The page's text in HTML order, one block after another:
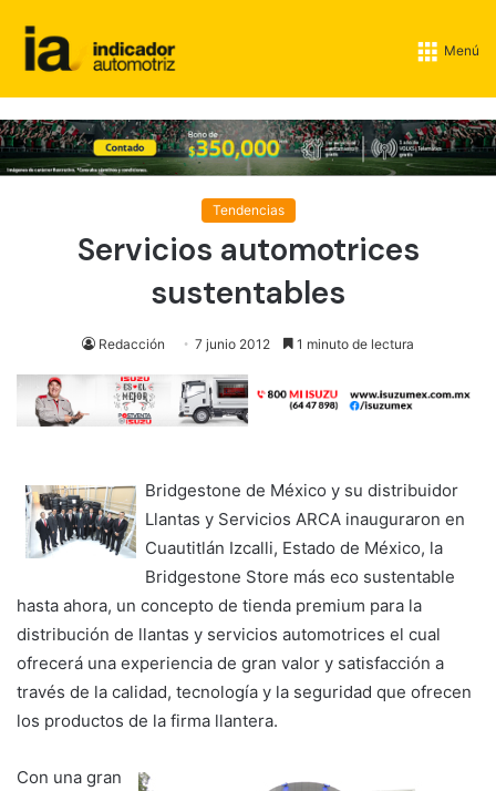
Menú
Tendencias
Servicios automotrices
sustentables
Redacción 7 junio 2012 1 minuto de lectura
Bridgestone de México y su distribuidor
Llantas y Servicios ARCA inauguraron en
Cuautitlán Izcalli, Estado de México, la
Bridgestone Store más eco sustentable
hasta ahora, un concepto de tienda premium para la
distribución de llantas y servicios automotrices el cual
ofrecerá una experiencia de gran valor y satisfacción a
través de la calidad, tecnología y la seguridad que ofrecen
los productos de la firma llantera.
Con una gran